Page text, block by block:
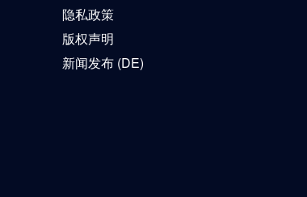
隐私政策
版权声明
新闻发布 (DE)